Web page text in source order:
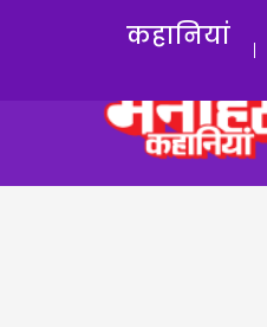
कहानियां